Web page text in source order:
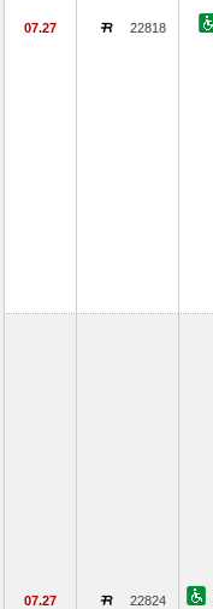
07.27 22818
07.27 22824